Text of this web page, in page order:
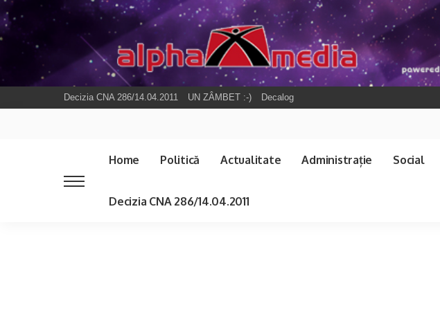
Decizia CNA 286/14.04.2011 UN ZÂMBET :-) Decalog
Home Politică Actualitate Administrație Social
Decizia CNA 286/14.04.2011